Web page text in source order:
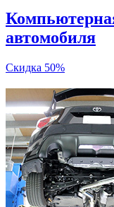
автомобиля
Скидка 50%